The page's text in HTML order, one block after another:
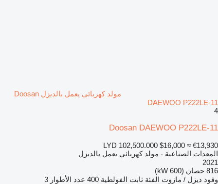
مولد كهربائي يعمل بالديزل Doosan
DAEWOO P222LE-11
4
Doosan DAEWOO P222LE-11
LYD 102,500.000 $16,000 ≈ €13,930
المعدات الصناعية - مولد كهربائي يعمل بالديزل
2021
816 حصان (600 kW)
وقود ديزل / مازوت الفئة ثابت الفولطية 400 عدد الأطوار 3